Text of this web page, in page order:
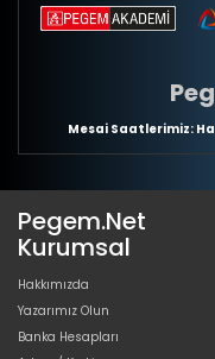
Mesai Saatlerimiz:
Pegem.Net
Kurumsal
Hakkımızda
Yazarımız Olun
Banka Hesapları